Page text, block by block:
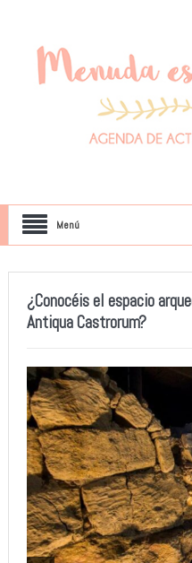
Menú
¿Conocéis el espacio
Antiqua Castrorum?